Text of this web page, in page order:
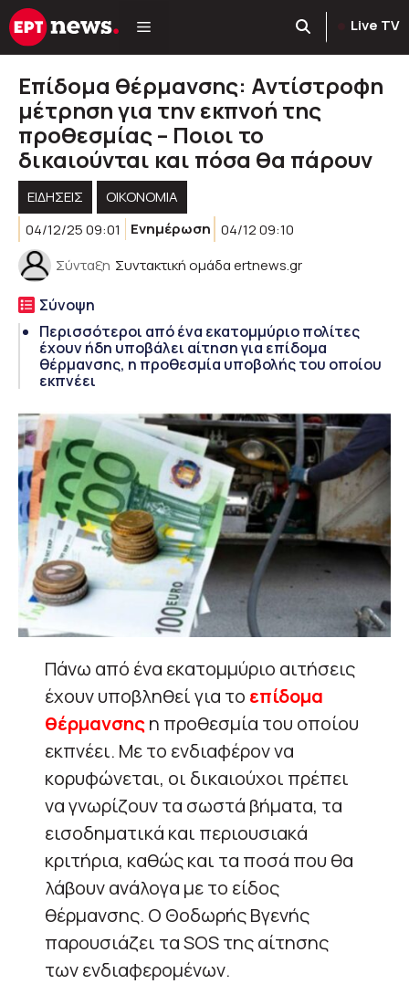
Μετάβαση
σε
Live TV
Επίδομα θέρμανσης: Αντίστροφη
μέτρηση για την εκπνοή της
προθεσμίας – Ποιοι το
δικαιούνται και πόσα θα πάρουν
ΕΙΔΗΣΕΙΣ
ΟΙΚΟΝΟΜΙΑ
04/12/25 09:01
Ενημέρωση 04/12 09:10
Σύνταξη Συντακτική ομάδα ertnews.gr
Σύνοψη
Περισσότεροι από ένα εκατομμύριο πολίτες
έχουν ήδη υποβάλει αίτηση για επίδομα
θέρμανσης, η προθεσμία υποβολής του οποίου
εκπνέει
Πάνω από ένα εκατομμύριο αιτήσεις
έχουν υποβληθεί για το επίδομα
θέρμανσηςη προθεσμία του οποίου
εκπνέει. Με το ενδιαφέρον να
κορυφώνεται, οι δικαιούχοι πρέπει
να γνωρίζουν τα σωστά βήματα, τα
εισοδηματικά και περιουσιακά
κριτήρια, καθώς και τα ποσά που θα
λάβουν ανάλογα με το είδος
θέρμανσης. Ο Θοδωρής Βγενής
παρουσιάζει τα SOS της αίτησης
των ενδιαφερομένων.